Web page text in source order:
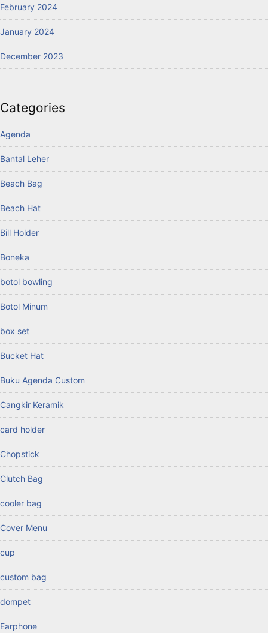
February 2024
January 2024
December 2023
Categories
Agenda
Bantal Leher
Beach Bag
Beach Hat
Bill Holder
Boneka
botol bowling
Botol Minum
box set
Bucket Hat
Buku Agenda Custom
Cangkir Keramik
card holder
Chopstick
Clutch Bag
cooler bag
Cover Menu
cup
custom bag
dompet
Earphone